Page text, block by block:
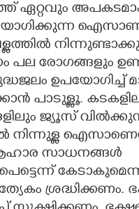
ഏറ്റവും
രോഗങ്ങളും
ഉപയോഗിച്ച്
പാടുള്ളൂ.
ജ്യൂസ്
നിന്നുള്ള
സാധനങ്ങൾ